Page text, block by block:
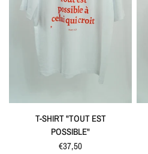
SCHNELLANSICHT
T-SHIRT "TOUT EST
POSSIBLE"
€37,50